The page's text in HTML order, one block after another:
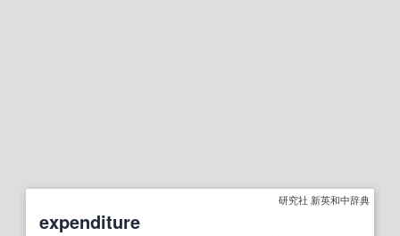
研究社 新英和中辞典
expenditure